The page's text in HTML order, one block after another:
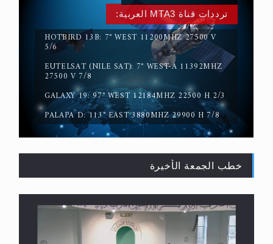
المفهوم الحقيقي للجهاد الإسلامي..
سورة التكوير تُنبئ بزمن بعثة المسيح الموعود عليه
السلام
ترددات قناة MTA3 العربية:
HOTBIRD 13B: 7° WEST 11200MHZ 27500 V
5/6
EUTELSAT (NILE SAT): 7° WEST-A 11392MHZ
27500 V 7/8
GALAXY 19: 97° WEST 12184MHZ 22500 H 2/3
PALAPA D: 113° EAST 3880MHZ 29900 H 7/8
خطب الجمعة الأخيرة